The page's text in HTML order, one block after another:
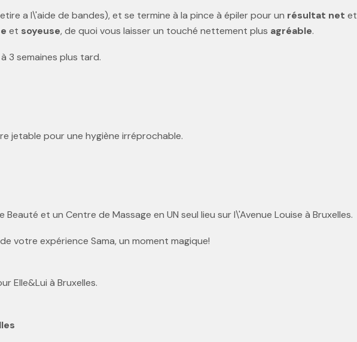
a l\'aide de bandes), et se termine à la pince à épiler pour un résultat net et
et soyeuse, de quoi vous laisser un touché nettement plus agréable.
3 semaines plus tard.
jetable pour une hygiène irréprochable.
et un Centre de Massage en UN seul lieu sur l\'Avenue Louise à Bruxelles.
votre expérience Sama, un moment magique!
Elle&Lui à Bruxelles.